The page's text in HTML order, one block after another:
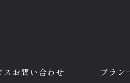
ス お問い合わせ
プラン